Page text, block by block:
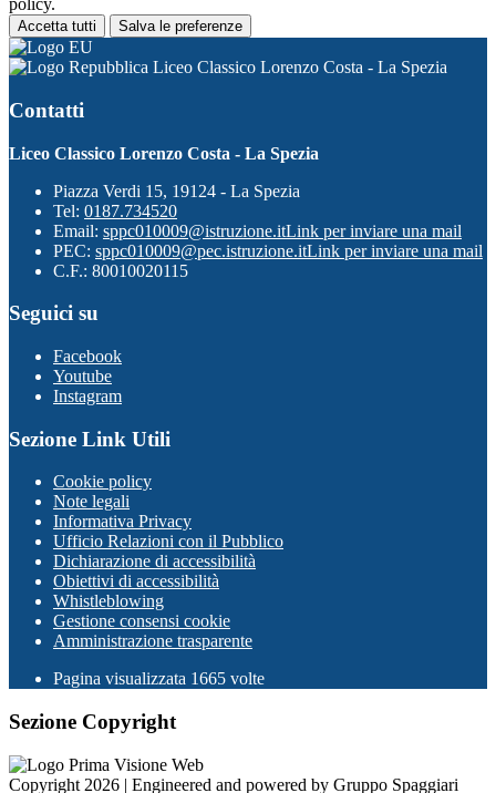
policy.
Accetta tutti Salva le preferenze
Liceo Classico Lorenzo Costa - La Spezia
Contatti
Liceo Classico Lorenzo Costa - La Spezia
Piazza Verdi 15, 19124 - La Spezia
Tel: 0187.734520
Email: sppc010009@istruzione.itLink per inviare una mail
PEC: sppc010009@pec.istruzione.itLink per inviare una mail
C.F.: 80010020115
Seguici su
Facebook
Youtube
Instagram
Sezione Link Utili
Cookie policy
Note legali
Informativa Privacy
Ufficio Relazioni con il Pubblico
Dichiarazione di accessibilità
Obiettivi di accessibilità
Whistleblowing
Gestione consensi cookie
Amministrazione trasparente
Pagina visualizzata 1665 volte
Sezione Copyright
Copyright 2026 | Engineered and powered by Gruppo Spaggiari